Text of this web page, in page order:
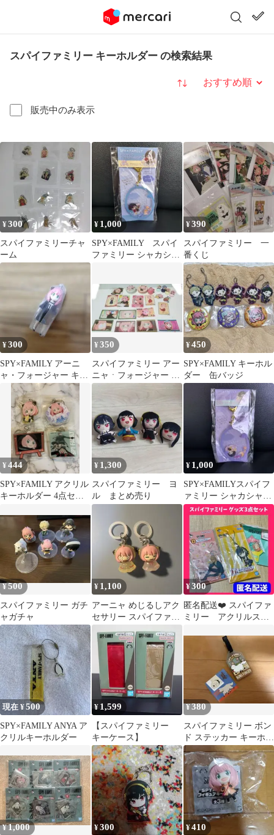
スパイファミリー キーホルダー の検索結果
販売中のみ表示
並び替え
¥300
スパイファミリーチャ
ーム
¥ 1,000
SPY×FAMILY スパイ
ファミリー シャカシャ
¥390
スパイファミリー 一
番くじ
¥300
SPY×FAMILY アーニ
ャ・フォージャー キー
ホルダー
¥350
スパイファミリー アー
ニャㆍフォージャー グ
ッズセット
¥450
SPY×FAMILY キーホル
ダー 缶バッジ
¥444
SPY×FAMILY アクリル
キーホルダー 4点セッ
¥ 1,300
スパイファミリー ヨ
ル まとめ売り
¥ 1,000
SPY×FAMILYスパイフ
ァミリー シャカシャカ
アクリルキーホルダー
１点⑥
¥500
スパイファミリー ガチ
ャガチャ
¥ 1,100
アーニャ めじるしアク
セサリー スパイファミ
リー
¥300
匿名配送❤️ スパイファ
ミリー アクリルスタ
アクリルコースター
現在 ¥500
SPY×FAMILY ANYA ア
クリルキーホルダー
¥ 1,599
【スパイファミリー
キーケース】
¥380
スパイファミリー ボン
ド ステッカー キーホル
ダー
¥1,000 ¥300 ¥410